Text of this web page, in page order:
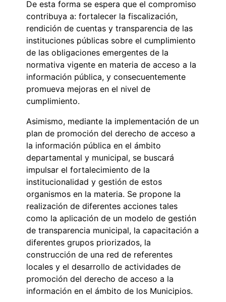
De esta forma se espera que el compromiso
contribuya a: fortalecer la fiscalización,
rendición de cuentas y transparencia de las
instituciones públicas sobre el cumplimiento
de las obligaciones emergentes de la
normativa vigente en materia de acceso a la
información pública, y consecuentemente
promueva mejoras en el nivel de
cumplimiento.
Asimismo, mediante la implementación de un
plan de promoción del derecho de acceso a
la información pública en el ámbito
departamental y municipal, se buscará
impulsar el fortalecimiento de la
institucionalidad y gestión de estos
organismos en la materia. Se propone la
realización de diferentes acciones tales
como la aplicación de un modelo de gestión
de transparencia municipal, la capacitación a
diferentes grupos priorizados, la
construcción de una red de referentes
locales y el desarrollo de actividades de
promoción del derecho de acceso a la
información en el ámbito de los Municipios.